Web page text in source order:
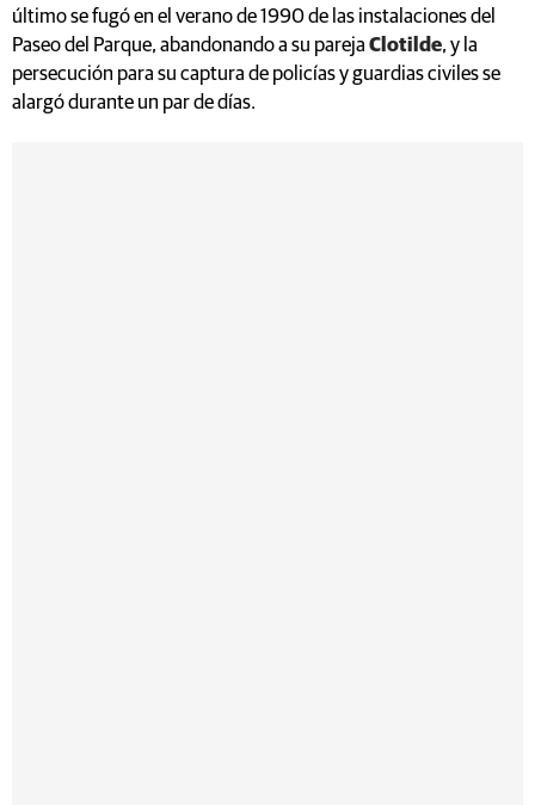
último se fugó en el verano de 1990 de las instalaciones del
Paseo del Parque, abandonando a su pareja Clotilde, y la
persecución para su captura de policías y guardias civiles se
alargó durante un par de días.